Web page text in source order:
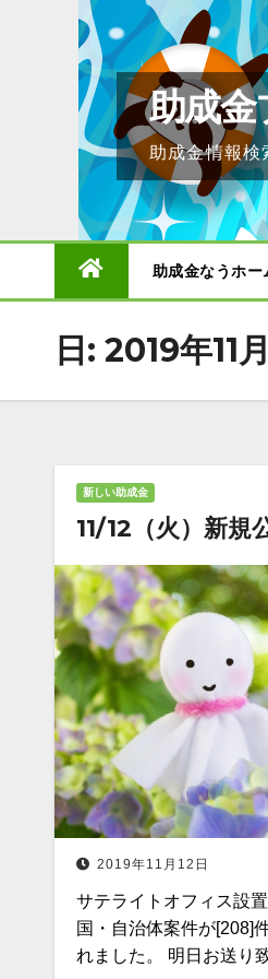
助成金
助成金情報
助成金なうホー
日: 2019年11
新しい助成金
11/12（火）新規
2019年11月12日
サテライトオフィス設
国・自治体案件が[208]
れました。 明日お送り